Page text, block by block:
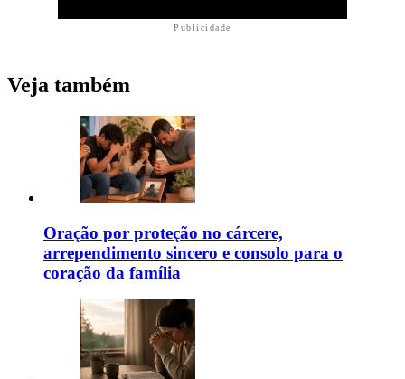
Publicidade
Veja também
Oração por proteção no cárcere,
arrependimento sincero e consolo para o
coração da família